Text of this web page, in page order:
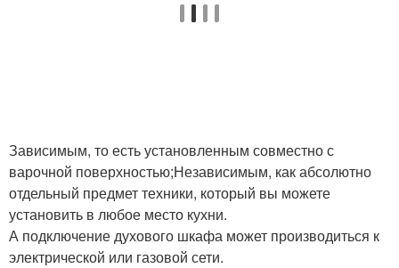
Зависимым, то есть установленным совместно с
варочной поверхностью;Независимым, как абсолютно
отдельный предмет техники, который вы можете
установить в любое место кухни.
А подключение духового шкафа может производиться к
электрической или газовой сети.